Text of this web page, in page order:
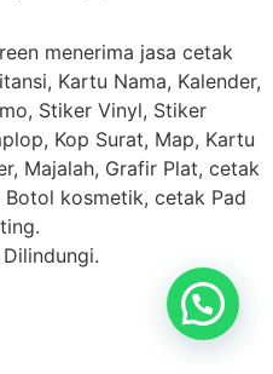
menerima jasa cetak
Kartu Nama, Kalender,
Stiker Vinyl, Stiker
Kop Surat, Map, Kartu
Majalah, Grafir Plat, cetak
kosmetik, cetak Pad